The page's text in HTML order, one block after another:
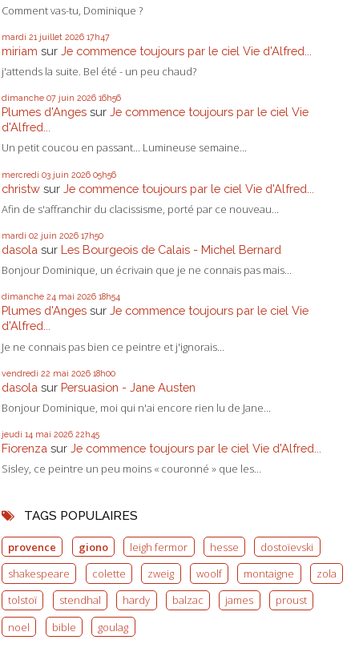
Comment vas-tu, Dominique ?
mardi 21 juillet 2026 17h47
miriam sur Je commence toujours par le ciel Vie d'Alfred...
j'attends la suite. Bel été - un peu chaud?
dimanche 07 juin 2026 16h56
Plumes d'Anges sur Je commence toujours par le ciel Vie
d'Alfred...
Un petit coucou en passant... Lumineuse semaine...
mercredi 03 juin 2026 05h56
christw sur Je commence toujours par le ciel Vie d'Alfred...
Afin de s'affranchir du clacissisme, porté par ce nouveau...
mardi 02 juin 2026 17h50
dasola sur Les Bourgeois de Calais - Michel Bernard
Bonjour Dominique, un écrivain que je ne connais pas mais...
dimanche 24 mai 2026 18h54
Plumes d'Anges sur Je commence toujours par le ciel Vie
d'Alfred...
Je ne connais pas bien ce peintre et j'ignorais...
vendredi 22 mai 2026 18h00
dasola sur Persuasion - Jane Austen
Bonjour Dominique, moi qui n'ai encore rien lu de Jane...
jeudi 14 mai 2026 22h45
Fiorenza sur Je commence toujours par le ciel Vie d'Alfred...
Sisley, ce peintre un peu moins « couronné » que les...
TAGS POPULAIRES
provence giono leigh fermor hesse
dostoïevski
shakespeare
colette zweig woolf montaigne
zola
tolstoï
stendhal hardy balzac james
proust
noel
bible goulag